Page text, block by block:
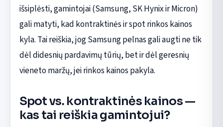
išsiplėsti, gamintojai (Samsung, SK Hynix ir Micron)
gali matyti, kad kontraktinės ir spot rinkos kainos
kyla. Tai reiškia, jog Samsung pelnas gali augti ne tik
dėl didesnių pardavimų tūrių, bet ir dėl geresnių
vieneto maržų, jei rinkos kainos pakyla.
Spot vs. kontraktinės kainos —
kas tai reiškia gamintojui?